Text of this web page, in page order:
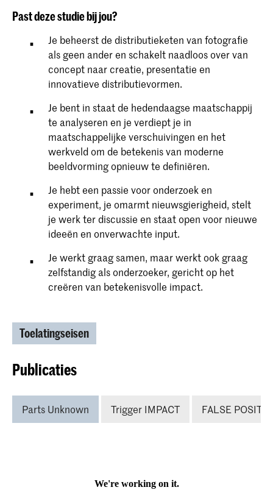
Past deze studie bij jou?
Je beheerst de distributieketen van fotografie
als geen ander en schakelt naadloos over van
concept naar creatie, presentatie en
innovatieve distributievormen.
Je bent in staat de hedendaagse maatschappij
te analyseren en je verdiept je in
maatschappelijke verschuivingen en het
werkveld om de betekenis van moderne
beeldvorming opnieuw te definiëren.
Je hebt een passie voor onderzoek en
experiment, je omarmt nieuwsgierigheid, stelt
je werk ter discussie en staat open voor nieuwe
ideeën en onverwachte input.
Je werkt graag samen, maar werkt ook graag
zelfstandig als onderzoeker, gericht op het
creëren van betekenisvolle impact.
Toelatingseisen
Publicaties
Parts Unknown Trigger IMPACT FALSE